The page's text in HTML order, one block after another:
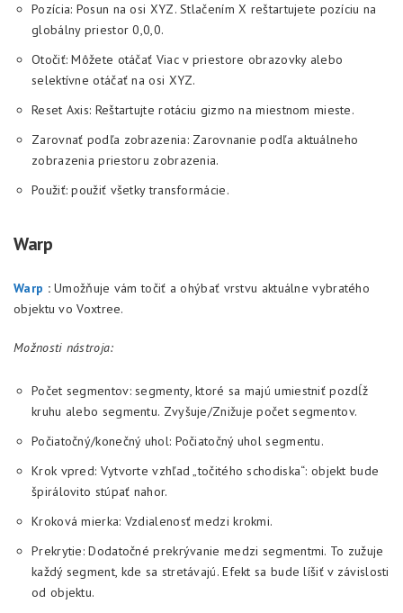
Pozícia: Posun na osi XYZ. Stlačením X reštartujete pozíciu na
globálny priestor 0,0,0.
Otočiť: Môžete otáčať Viac v priestore obrazovky alebo
selektívne otáčať na osi XYZ.
Reset Axis: Reštartujte rotáciu gizmo na miestnom mieste.
Zarovnať podľa zobrazenia: Zarovnanie podľa aktuálneho
zobrazenia priestoru zobrazenia.
Použiť: použiť všetky transformácie.
Warp
Warp :Umožňuje vám točiť a ohýbať vrstvu aktuálne vybratého
objektu vo Voxtree.
Možnosti nástroja:
Počet segmentov: segmenty, ktoré sa majú umiestniť pozdĺž
kruhu alebo segmentu. Zvyšuje/Znižuje počet segmentov.
Počiatočný/konečný uhol: Počiatočný uhol segmentu.
Krok vpred: Vytvorte vzhľad „točitého schodiska“: objekt bude
špirálovito stúpať nahor.
Kroková mierka: Vzdialenosť medzi krokmi.
Prekrytie: Dodatočné prekrývanie medzi segmentmi. To zužuje
každý segment, kde sa stretávajú. Efekt sa bude líšiť v závislosti
od objektu.